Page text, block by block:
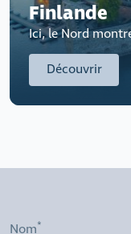
Finlande
Ici, le Nord
Découvrir
Nom